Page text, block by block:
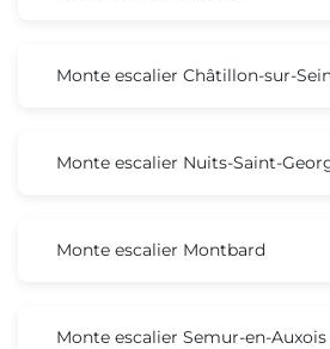
Monte escalier Châtillon-sur-
Monte escalier Nuits-Saint-
Monte escalier Montbard
Monte escalier Semur-en-Auxois